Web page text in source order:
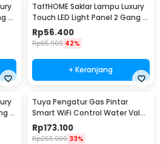
-
TaffHOME Saklar Lampu Luxury
Touch LED Light Panel 2 Gang -
AO-001
Rp56.400
Rp95.900 42%
+ Keranjang
-
Tuya Pengatur Gas Pintar
Smart WiFi Control Water Valve
Gas Controller - YB5
Rp173.100
Rp255.900 33%